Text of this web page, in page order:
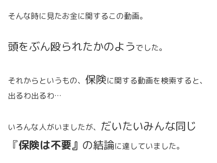
そんな時に見たお金に関するこの動画。
頭をぶん殴られたかのようでした。
それからというもの、 保険に関する動画を検索すると、
出るわ出るわ…
いろんな人がいましたが、 だいたいみんな同じ
『保険は不要』 の結論に達していました。